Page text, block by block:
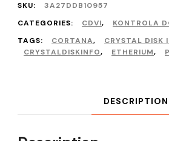
SKU:
3A27DDB10957
CATEGORIES:
CDVI,
KONTROLA
TAGS:
CORTANA, CRYSTAL DISK
CRYSTALDISKINFO, ETHERIUM,
DESCRIPTION